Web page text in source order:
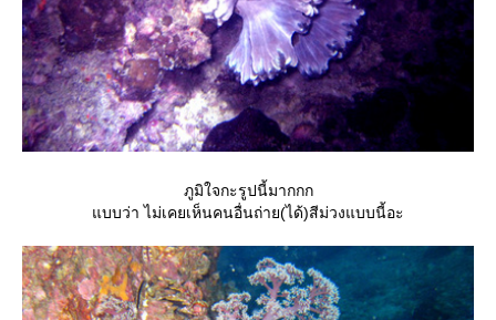
ภูมิใจกะรูปนี้มากกก
บบว่า ไม่เคยเห็นคนอื่นถ่าย(ได้)สีม่วงแบบนี้อะ